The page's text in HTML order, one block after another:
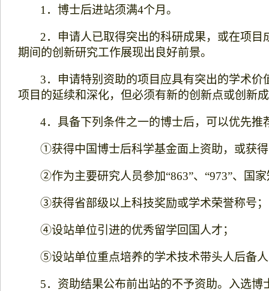
1 ．博士后进站须满4个月。
2．申请人已取得突出的科研成果，或在项
期间的创新研究工作展现出良好前景。
3．申请特别资助的项目应具有突出的学术
项目的延续和深化，但必须有新的创新点或创新
4．具备下列条件之一的博士后，可以优先推
①获得中国博士后科学基金面上资助，或获
②作为主要研究人员参加“863”、“973”、国
③获得省部级以上科技奖励或学术荣誉称号；
④设站单位引进的优秀留学回国人才；
⑤设站单位重点培养的学术技术带头人后备
5．资助结果公布前出站的不予资助。入选